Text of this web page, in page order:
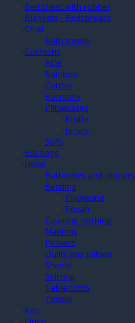
Bed sheet with rubber
Blankets - Bedspreads
Child
Bath towels
Cushions
Aloe
Bamboo
Cotton
Harmony
Pillowcases
Frotte
Jersey
Softi
Eco bags
Hotel
Bathrobes and slippers
Bedding
Pillowcase
Povah
Catering clothing
Napkins
Primers
Quilts and pillows
Sheets
Skirting
Tablecloths
Towels
Kits